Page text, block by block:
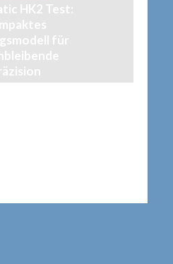
HK2 Test:
für